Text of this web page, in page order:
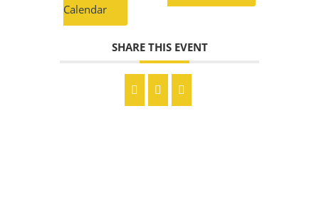
Calendar
SHARE THIS EVENT